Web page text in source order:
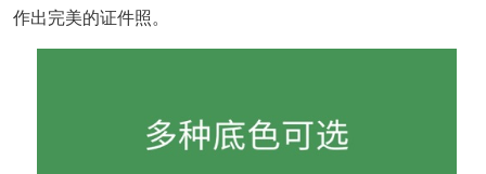
作出完美的证件照。